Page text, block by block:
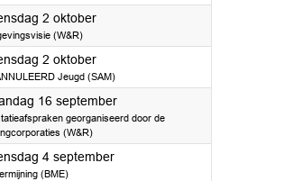
2 oktober2024
(W&R)
2 oktober2024
Jeugd (SAM)
16 september2024
georganiseerd door de
(W&R)
4 september2024
(BME)